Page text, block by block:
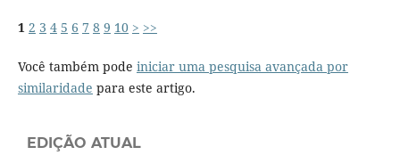
1 2 3 4 5 6 7 8 9 10 > >>
Você também pode iniciar uma pesquisa avançada por
similaridade para este artigo.
EDIÇÃO ATUAL